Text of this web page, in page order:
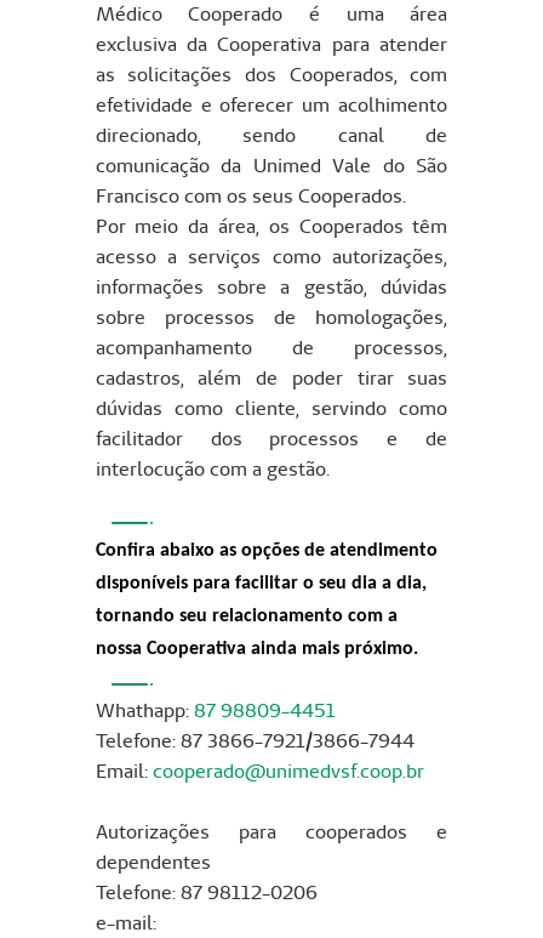
Médico Cooperado é uma área
exclusiva da Cooperativa para atender
as solicitações dos Cooperados, com
efetividade e oferecer um acolhimento
direcionado, sendo canal de
comunicação da Unimed Vale do São
Francisco com os seus Cooperados.
Por meio da área, os Cooperados têm
acesso a serviços como autorizações,
informações sobre a gestão, dúvidas
sobre processos de homologações,
acompanhamento de processos,
cadastros, além de poder tirar suas
dúvidas como cliente, servindo como
facilitador dos processos e de
interlocução com a gestão.
Confira abaixo as opções de atendimento
disponíveis para facilitar o seu dia a dia,
tornando seu relacionamento com a
nossa Cooperativa ainda mais próximo.
Whathapp:87 98809-4451
Telefone: 87 3866-7921/3866-7944
Email:cooperado@unimedvsf.coop.br
Autorizações para cooperados e
dependentes
Telefone: 87 98112-0206
e-mail: